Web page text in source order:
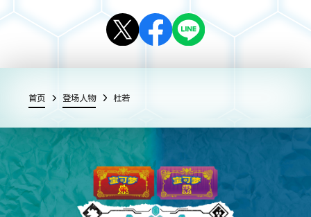
首页 登场人物 杜若